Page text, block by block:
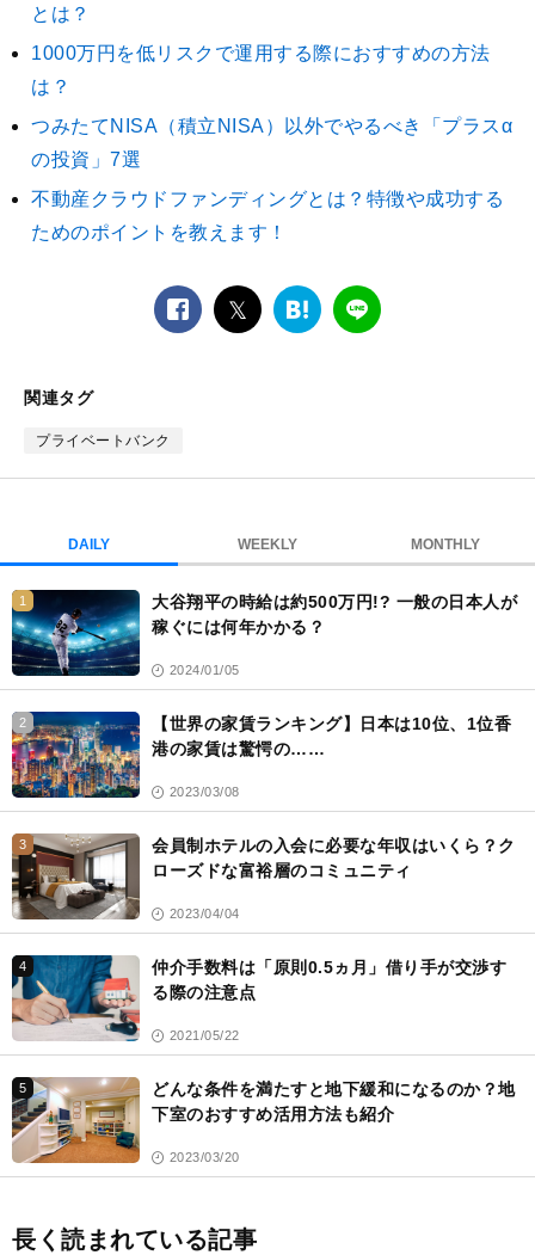
とは？
1000万円を低リスクで運用する際におすすめの方法
は？
つみたてNISA（積立NISA）以外でやるべき「プラスα
の投資」7選
不動産クラウドファンディングとは？特徴や成功する
ためのポイントを教えます！
facebook
twitterは
ー
LINE
関連タグ
プライベートバンク
DAILY WEEKLY MONTHLY
1
大谷翔平の時給は約500万円!? 一般の日本人が
稼ぐには何年かかる？
2024/01/05
2
【世界の家賃ランキング】日本は10位、1位香
港の家賃は驚愕の……
2023/03/08
3
会員制ホテルの入会に必要な年収はいくら？ク
ローズドな富裕層のコミュニティ
2023/04/04
4
仲介手数料は「原則0.5ヵ月」借り手が交渉す
る際の注意点
2021/05/22
5
どんな条件を満たすと地下緩和になるのか？地
下室のおすすめ活用方法も紹介
2023/03/20
長く読まれている記事